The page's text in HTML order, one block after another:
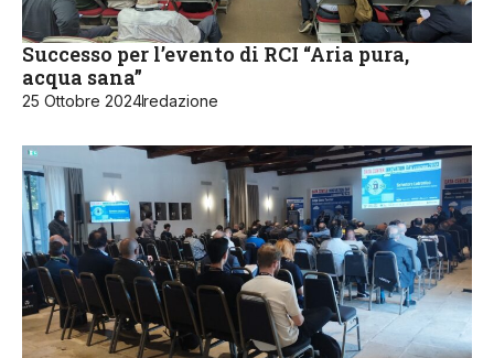
Successo per l’evento di RCI “Aria pura,
acqua sana”
25 Ottobre 2024redazione